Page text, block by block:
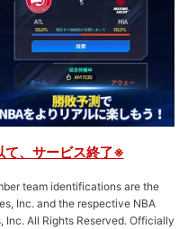
、サービス終了※
team identifications are the
Inc. and the respective NBA
Inc. All Rights Reserved. Officially